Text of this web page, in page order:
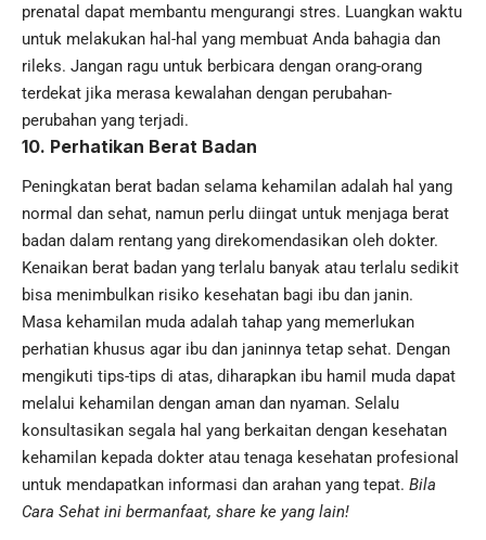
prenatal dapat membantu mengurangi stres. Luangkan waktu
untuk melakukan hal-hal yang membuat Anda bahagia dan
rileks. Jangan ragu untuk berbicara dengan orang-orang
terdekat jika merasa kewalahan dengan perubahan-
perubahan yang terjadi.
10. Perhatikan Berat Badan
Peningkatan berat badan selama kehamilan adalah hal yang
normal dan sehat, namun perlu diingat untuk menjaga berat
badan dalam rentang yang direkomendasikan oleh dokter.
Kenaikan berat badan yang terlalu banyak atau terlalu sedikit
bisa menimbulkan risiko kesehatan bagi ibu dan janin.
Masa kehamilan muda adalah tahap yang memerlukan
perhatian khusus agar ibu dan janinnya tetap sehat. Dengan
mengikuti tips-tips di atas, diharapkan ibu hamil muda dapat
melalui kehamilan dengan aman dan nyaman. Selalu
konsultasikan segala hal yang berkaitan dengan kesehatan
kehamilan kepada dokter atau tenaga kesehatan profesional
untuk mendapatkan informasi dan arahan yang tepat. Bila
Cara Sehat ini bermanfaat, share ke yang lain!